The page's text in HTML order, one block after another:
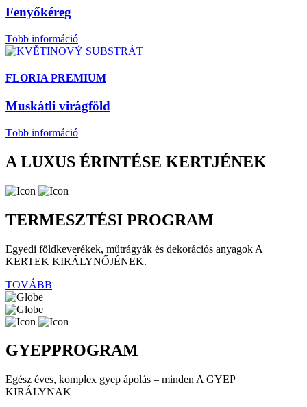
Fenyőkéreg
Több információ
FLORIA PREMIUM
Muskátli virágföld
Több információ
A LUXUS ÉRINTÉSE KERTJÉNEK
TERMESZTÉSI PROGRAM
Egyedi földkeverékek, műtrágyák és dekorációs anyagok A
KERTEK KIRÁLYNŐJÉNEK.
TOVÁBB
GYEPPROGRAM
Egész éves, komplex gyep ápolás – minden A GYEP
KIRÁLYNAK